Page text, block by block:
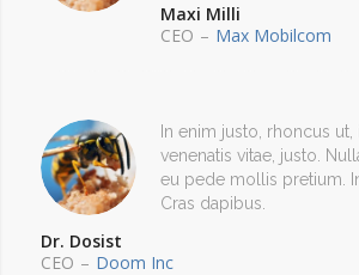
Maxi Milli
CEO – Max Mobilcom
In enim justo, rhoncus ut,
venenatis vitae, justo.
eu pede mollis pretium.
Cras dapibus.
Dr. Dosist
CEO – Doom Inc